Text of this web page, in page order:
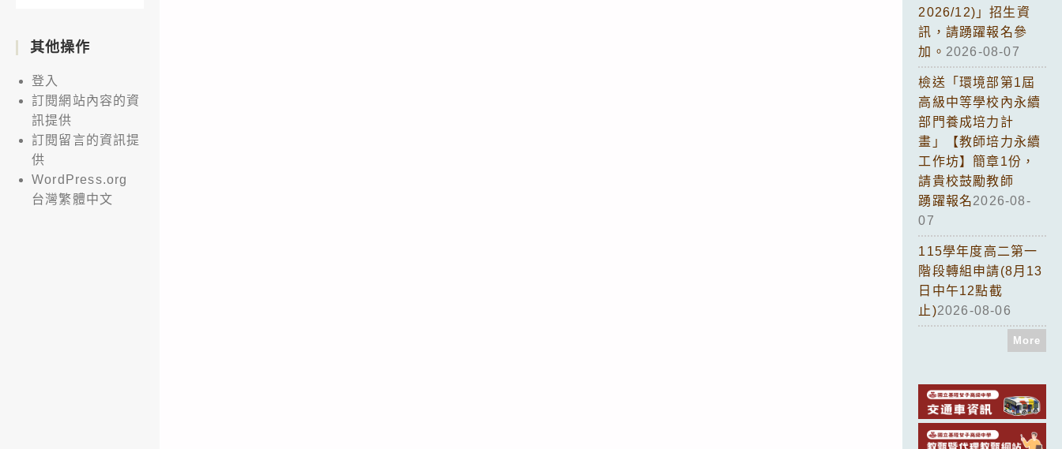
其他操作
登入
訂閱網站內容的資
訊提供
訂閱留言的資訊提
供
WordPress.org
台灣繁體中文
2026/12)」招生資
訊，請踴躍報名參
加。 2026-08-07
檢送「環境部第1屆
高級中等學校內永續
部門養成培力計
畫」【教師培力永續
工作坊】簡章1份，
請貴校鼓勵教師
踴躍報名2026-08-
07
115學年度高二第一
階段轉組申請(8月13
日中午12點截
止)2026-08-06
More